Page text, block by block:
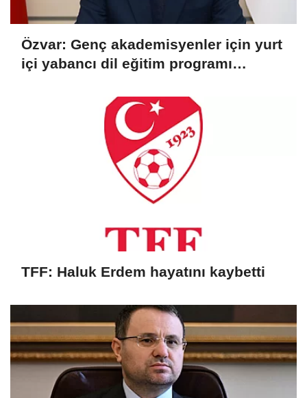
Özvar: Genç akademisyenler için yurt
içi yabancı dil eğitim programı
TFF: Haluk Erdem hayatını kaybetti